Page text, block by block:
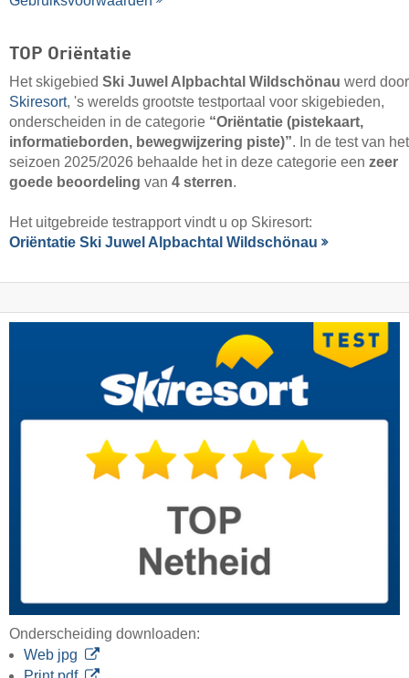
TOP Oriëntatie
Het skigebied Ski Juwel Alpbachtal Wildschönau werd door
Skiresort, 's werelds grootste testportaal voor skigebieden,
onderscheiden in de categorie “Oriëntatie (pistekaart,
informatieborden, bewegwijzering piste)”. In de test van het
seizoen 2025/2026 behaalde het in deze categorie een zeer
goede beoordeling van 4 sterren.
Het uitgebreide testrapport vindt u op Skiresort:
Oriëntatie Ski Juwel Alpbachtal Wildschönau
Onderscheiding downloaden:
Web jpg